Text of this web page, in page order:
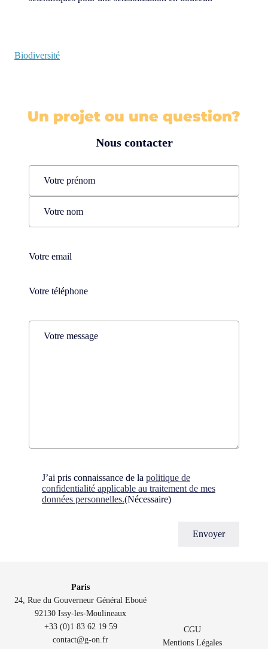
Biodiversité
Un projet ou une question?
Nous contacter
Name
Prénom
Téléphone(Nécessaire)
Téléphone(Nécessaire)
Comments
Consent(Nécessaire)
J’ai pris connaissance de la politique de
confidentialité applicable au traitement de mes
données personnelles.(Nécessaire)
Paris
24, Rue du Gouverneur Général Eboué
92130 Issy-les-Moulineaux
+33 (0)1 83 62 19 59
contact@g-on.fr
CGU
Mentions Légales